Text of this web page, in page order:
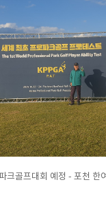
크골프대회 예정 - 포천 한